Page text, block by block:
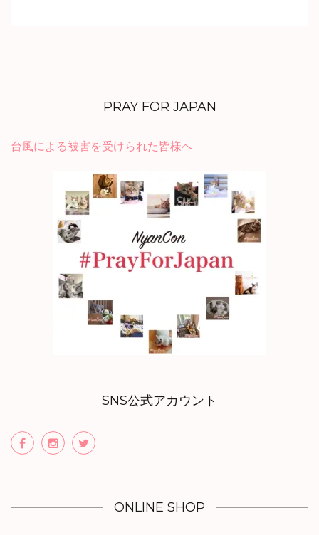
PRAY FOR JAPAN
台風による被害を受けられた皆様へ
SNS公式アカウント
ONLINE SHOP